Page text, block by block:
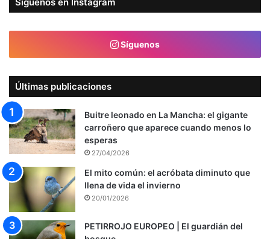
Síguenos en Instagram
Síguenos
Últimas publicaciones
Buitre leonado en La Mancha: el gigante
carroñero que aparece cuando menos lo
esperas
27/04/2026
El mito común: el acróbata diminuto que
llena de vida el invierno
20/01/2026
PETIRROJO EUROPEO | El guardián del